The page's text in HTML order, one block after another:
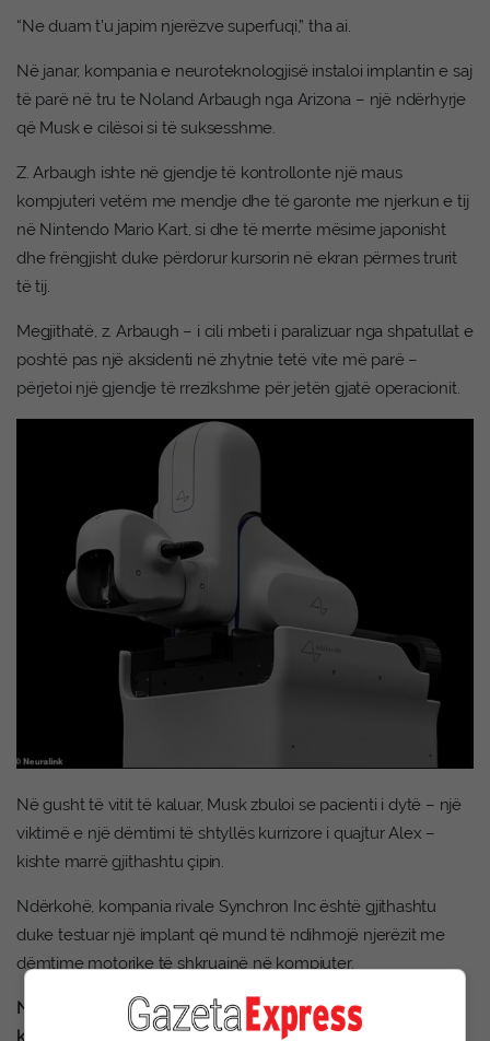
“Ne duam t’u japim njerëzve superfuqi,” tha ai.
Në janar, kompania e neuroteknologjisë instaloi implantin e saj
të parë në tru te Noland Arbaugh nga Arizona – një ndërhyrje
që Musk e cilësoi si të suksesshme.
Z. Arbaugh ishte në gjendje të kontrollonte një maus
kompjuteri vetëm me mendje dhe të garonte me njerkun e tij
në Nintendo Mario Kart, si dhe të merrte mësime japonisht
dhe frëngjisht duke përdorur kursorin në ekran përmes trurit
të tij.
Megjithatë, z. Arbaugh – i cili mbeti i paralizuar nga shpatullat e
poshtë pas një aksidenti në zhytnie tetë vite më parë –
përjetoi një gjendje të rrezikshme për jetën gjatë operacionit.
Në gusht të vitit të kaluar, Musk zbuloi se pacienti i dytë – një
viktimë e një dëmtimi të shtyllës kurrizore i quajtur Alex –
kishte marrë gjithashtu çipin.
Ndërkohë, kompania rivale Synchron Inc është gjithashtu
duke testuar një implant që mund të ndihmojë njerëzit me
dëmtime motorike të shkruajnë në kompjuter.
Neuralink ka një histori të diskutueshme testimesh mbi
kafshët